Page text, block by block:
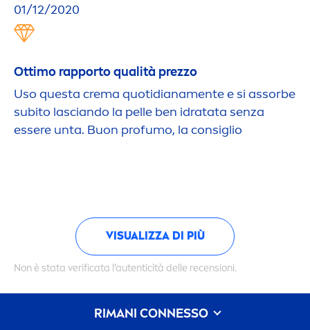
01/12/2020
Ottimo rapporto qualità prezzo
Uso questa crema quotidianamente e si assorbe
subito lasciando la pelle ben idratata senza
essere unta. Buon profumo, la consiglio
VISUALIZZA DI PIÙ
Non è stata verificata l’autenticità delle recensioni.
RIMANI CONNESSO